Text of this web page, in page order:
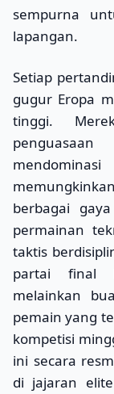
sempurna
lapangan.
Setiap
gugur Eropa
tinggi.
berbagai
permainan
taktis
partai final
melainkan
pemain yang
kompetisi
ini secara
di jajaran